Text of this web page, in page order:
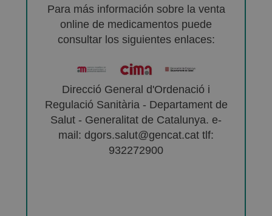
Para más información sobre la venta
online de medicamentos puede
consultar los siguientes enlaces:
Direcció General d'Ordenació i
Regulació Sanitària - Departament de
Salut - Generalitat de Catalunya. e-
mail: dgors.salut@gencat.cat tlf:
932272900